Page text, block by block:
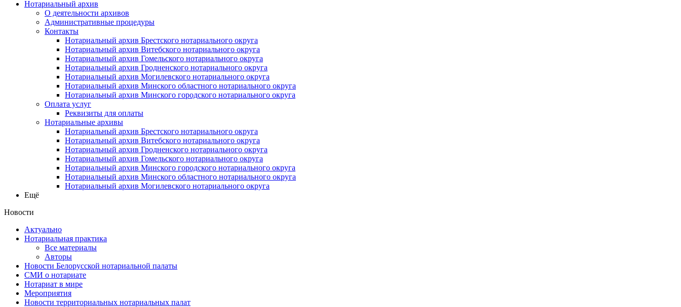
Нотариальный архив
О деятельности архивов
Административные процедуры
Контакты
Нотариальный архив Брестского нотариального округа
Нотариальный архив Витебского нотариального округа
Нотариальный архив Гомельского нотариального округа
Нотариальный архив Гродненского нотариального округа
Нотариальный архив Могилевского нотариального округа
Нотариальный архив Минского областного нотариального округа
Нотариальный архив Минского городского нотариального округа
Оплата услуг
Реквизиты для оплаты
Нотариальные архивы
Нотариальный архив Брестского нотариального округа
Нотариальный архив Витебского нотариального округа
Нотариальный архив Гродненского нотариального округа
Нотариальный архив Гомельского нотариального округа
Нотариальный архив Минского городского нотариального округа
Нотариальный архив Минского областного нотариального округа
Нотариальный архив Могилевского нотариального округа
Ещё
Новости
Актуально
Нотариальная практика
Все материалы
Авторы
Новости Белорусской нотариальной палаты
СМИ о нотариате
Нотариат в мире
Мероприятия
Новости территориальных нотариальных палат